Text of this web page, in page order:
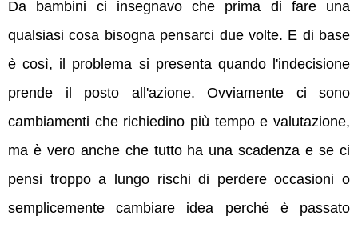
Da bambini ci insegnavo che prima di fare una
qualsiasi cosa bisogna pensarci due volte. E di base
è così, il problema si presenta quando l'indecisione
prende il posto all'azione. Ovviamente ci sono
cambiamenti che richiedino più tempo e valutazione,
ma è vero anche che tutto ha una scadenza e se ci
pensi troppo a lungo rischi di perdere occasioni o
semplicemente cambiare idea perché è passato